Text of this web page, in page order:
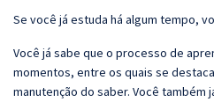
Se você já estuda há algum tempo,
Você já sabe que o processo de
momentos, entre os quais se
manutenção do saber. Você também